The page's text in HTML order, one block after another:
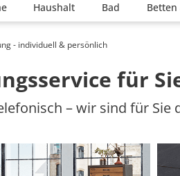
Haushalt Bad
- individuell & persönlich
für
– wir sind für Sie